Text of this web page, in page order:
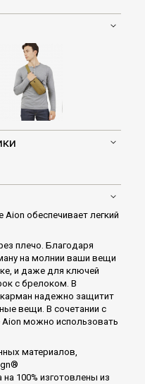
обеспечивает легкий
плечо. Благодаря
на молнии ваши вещи
и даже для ключей
с брелоком. В
надежно защитит
вещи. В сочетании с
Aion можно использовать
материалов,
100% изготовлены из